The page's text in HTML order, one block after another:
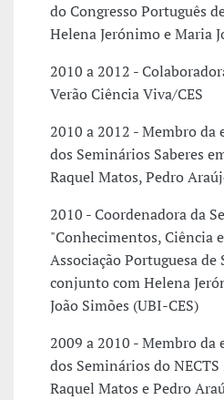
do Congresso Português
Helena Jerónimo e Maria
2010 a 2012 -
Verão Ciência Viva/CES
2010 a 2012 - Membro da
dos Seminários Saberes
Raquel Matos, Pedro
2010 - Coordenadora da
"Conhecimentos, Ciência
Associação Portuguesa de
conjunto com Helena
João Simões (UBI-CES)
2009 a 2010 - Membro da
dos Seminários do
Raquel Matos e Pedro